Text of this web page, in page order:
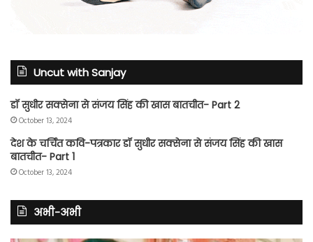
Uncut with Sanjay
डॉ सुधीर सक्सेना से संजय सिंह की खास बातचीत- Part 2
October 13, 2024
देश के चर्चित कवि-पत्रकार डॉ सुधीर सक्सेना से संजय सिंह की खास
बातचीत- Part 1
October 13, 2024
अभी-अभी